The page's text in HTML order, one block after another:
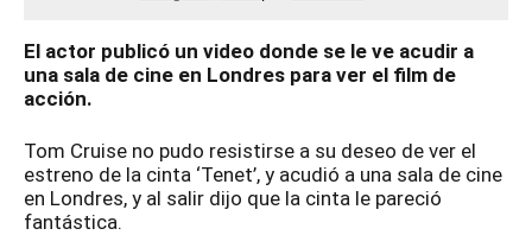
El actor publicó un video donde se le ve acudir a
una sala de cine en Londres para ver el film de
acción.
Tom Cruise no pudo resistirse a su deseo de ver el
estreno de la cinta ‘Tenet’, y acudió a una sala de cine
en Londres, y al salir dijo que la cinta le pareció
fantástica.